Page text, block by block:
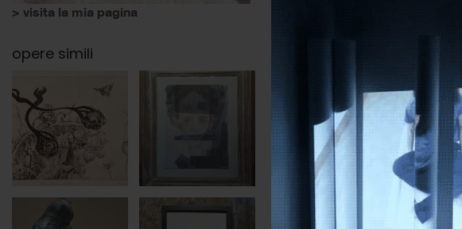
> visita la mia pagina
opere simili